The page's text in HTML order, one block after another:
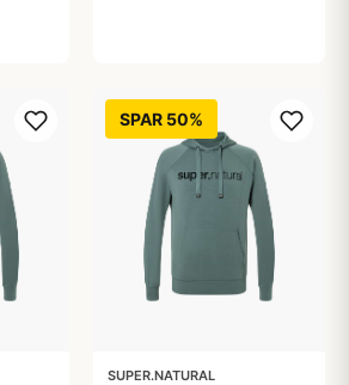
SPAR 50%
SUPER.NATURAL